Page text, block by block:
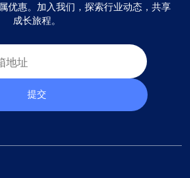
优惠。加入我们，探索行业动态，共享
成长旅程。
提交